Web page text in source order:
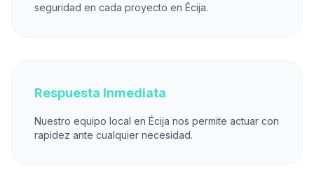
seguridad en cada proyecto en Écija.
Respuesta Inmediata
Nuestro equipo local en Écija nos permite actuar con
rapidez ante cualquier necesidad.